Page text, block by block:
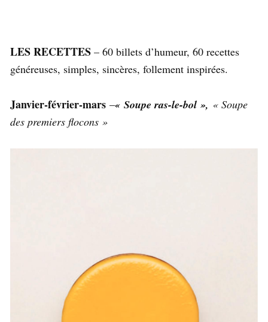
LES RECETTES – 60 billets d’humeur, 60 recettes
généreuses, simples, sincères, follement inspirées.
Janvier-février-mars –« Soupe ras-le-bol », « Soupe
des premiers flocons »